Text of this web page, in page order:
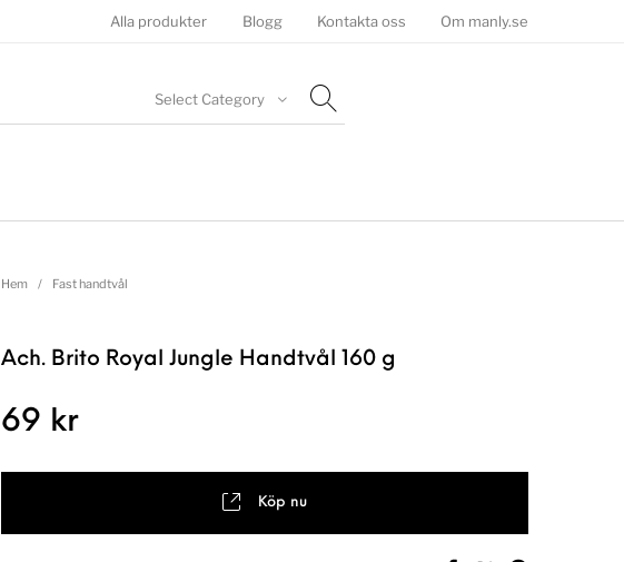
Alla produkter Blogg Kontakta oss Om manly.se
Select Category
Hem / Fast handtvål
Ach. Brito Royal Jungle Handtvål 160 g
69 kr
Köp nu